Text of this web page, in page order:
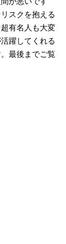
スクを抱える
有名人も大変
躍してくれる
最後までご覧